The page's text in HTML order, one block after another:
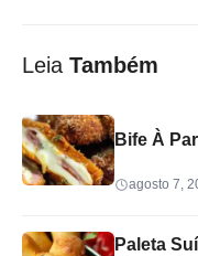
Leia Também
Bife À
agosto 7,
Paleta